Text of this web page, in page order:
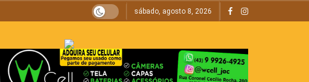
sábado, agosto 8, 2026